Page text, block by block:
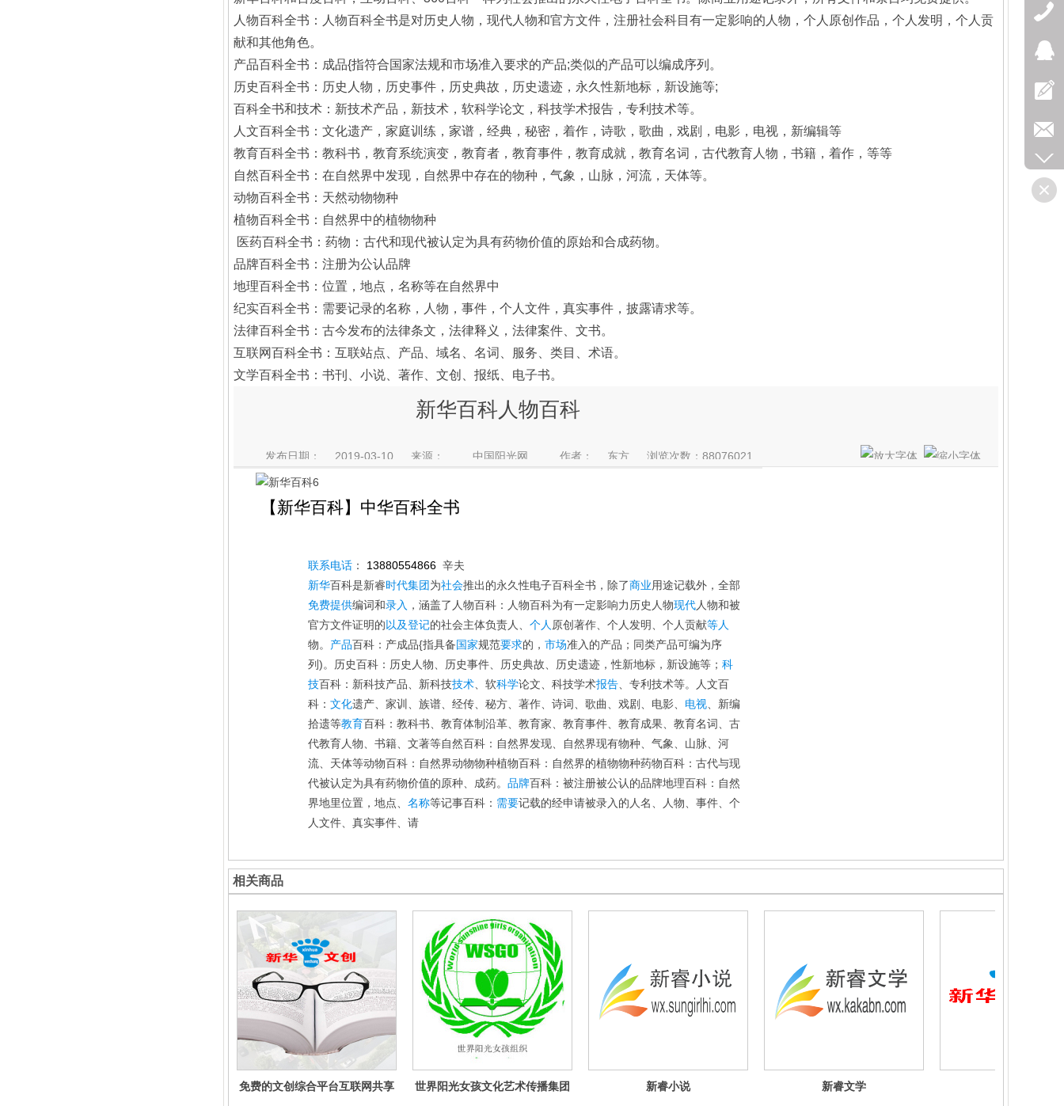
人物百科全书：人物百科全书是对历史人物，现代人物和官方文件，注册社会科目有一定影响的人物，个人原创作品，个人发明，个人贡
献和其他角色。
产品百科全书：成品{指符合国家法规和市场准入要求的产品;类似的产品可以编成序列。
历史百科全书：历史人物，历史事件，历史典故，历史遗迹，永久性新地标，新设施等;
百科全书和技术：新技术产品，新技术，软科学论文，科技学术报告，专利技术等。
人文百科全书：文化遗产，家庭训练，家谱，经典，秘密，着作，诗歌，歌曲，戏剧，电影，电视，新编辑等
教育百科全书：教科书，教育系统演变，教育者，教育事件，教育成就，教育名词，古代教育人物，书籍，着作，等等
自然百科全书：在自然界中发现，自然界中存在的物种，气象，山脉，河流，天体等。
动物百科全书：天然动物物种
植物百科全书：自然界中的植物物种
医药百科全书：药物：古代和现代被认定为具有药物价值的原始和合成药物。
品牌百科全书：注册为公认品牌
地理百科全书：位置，地点，名称等在自然界中
纪实百科全书：需要记录的名称，人物，事件，个人文件，真实事件，披露请求等。
法律百科全书：古今发布的法律条文，法律释义，法律案件、文书。
互联网百科全书：互联站点、产品、域名、名词、服务、类目、术语。
文学百科全书：书刊、小说、著作、文创、报纸、电子书。
新华百科人物百科
发布日期： 2019-03-10 来源： 中国阳光网 作者： 东方 浏览次数：88076021
【新华百科】中华百科全书
联系电话 ： 13880554866 辛夫
新华百科是新睿时代集团为社会推出的永久性电子百科全书，除了商业用途记载外，全部
免费提供编词和录入 ，涵盖了人物百科：人物百科为有一定影响力历史人物现代人物和被
官方文件证明的以及登记的社会主体负责人、 个人 原创著作、个人发明、个人贡献等人
物。 产品百科：产成品{指具备国家规范要求的， 市场准入的产品；同类产品可编为序
列)。历史百科：历史人物、历史事件、历史典故、历史遗迹，性新地标，新设施等； 科
技百科：新科技产品、新科技技术 、软科学论文、科技学术报告 、专利技术等。人文百
科： 文化遗产、家训、族谱、经传、秘方、著作、诗词、歌曲、戏剧、电影、 电视 、新编
拾遗等教育百科：教科书、教育体制沿革、教育家、教育事件、教育成果、教育名词、古
代教育人物、书籍、文著等自然百科：自然界发现、自然界现有物种、气象、山脉、河
流、天体等动物百科：自然界动物物种植物百科：自然界的植物物种药物百科：古代与现
代被认定为具有药物价值的原种、成药。 品牌百科：被注册被公认的品牌地理百科：自然
界地里位置，地点、 名称等记事百科： 需要记载的经申请被录入的人名、人物、事件、个
人文件、真实事件、请
相关商品
免费的文创综合平台互联网共享
世界阳光女孩文化艺术传播集团
新睿小说 新睿文学